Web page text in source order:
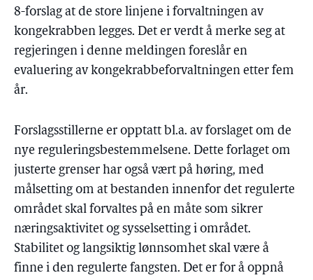
8-forslag at de store linjene i forvaltningen av
kongekrabben legges. Det er verdt å merke seg at
regjeringen i denne meldingen foreslår en
evaluering av kongekrabbeforvaltningen etter fem
år.
Forslagsstillerne er opptatt bl.a. av forslaget om de
nye reguleringsbestemmelsene. Dette forlaget om
justerte grenser har også vært på høring, med
målsetting om at bestanden innenfor det regulerte
området skal forvaltes på en måte som sikrer
næringsaktivitet og sysselsetting i området.
Stabilitet og langsiktig lønnsomhet skal være å
finne i den regulerte fangsten. Det er for å oppnå